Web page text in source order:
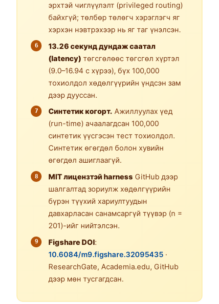
эрхтэй чиглүүлэлт (privileged routing)
байхгүй; төлбөр төлөгч хэрэглэгч яг
хэрхэн нэвтрэхээр нь яг таг үнэлсэн.
13.26 секунд дундаж саатал
(latency) төгсгөлөөс төгсгөл хүртэл
(9.0–16.94 с хүрээ), бүх 100,000
тохиолдол хөдөлгүүрийн үндсэн зам
дээр дууссан.
Синтетик когорт. Ажиллуулах үед
(run-time) ачаалагдсан 100,000
синтетик үүсгэсэн тест тохиолдол.
Синтетик өгөгдөл болон хувийн
өгөгдөл ашиглаагүй.
MIT лицензтэй harness GitHub дээр
шалгалтад зориулж хөдөлгүүрийн
бүрэн түүхий хариултуудын
давхарласан санамсаргүй түүвэр (n =
201)-ийг нийтэлсэн.
Figshare DOI:
10.6084/m9.figshare.32095435 ·
ResearchGate, Academia.edu, GitHub
дээр мөн тусгагдсан.